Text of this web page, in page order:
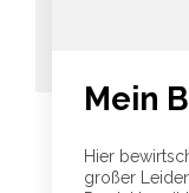
Mein
Hier
großer